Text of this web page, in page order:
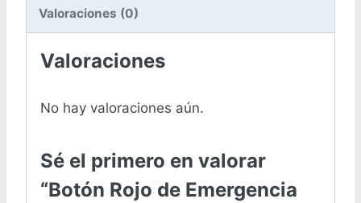
Valoraciones (0)
Valoraciones
No hay valoraciones aún.
Sé el primero en valorar
“Botón Rojo de Emergencia